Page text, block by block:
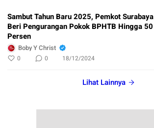
Sambut Tahun Baru 2025, Pemkot Surabaya
Beri Pengurangan Pokok BPHTB Hingga 50
Persen
Boby Y Christ
0 0 18/12/2024
Lihat Lainnya